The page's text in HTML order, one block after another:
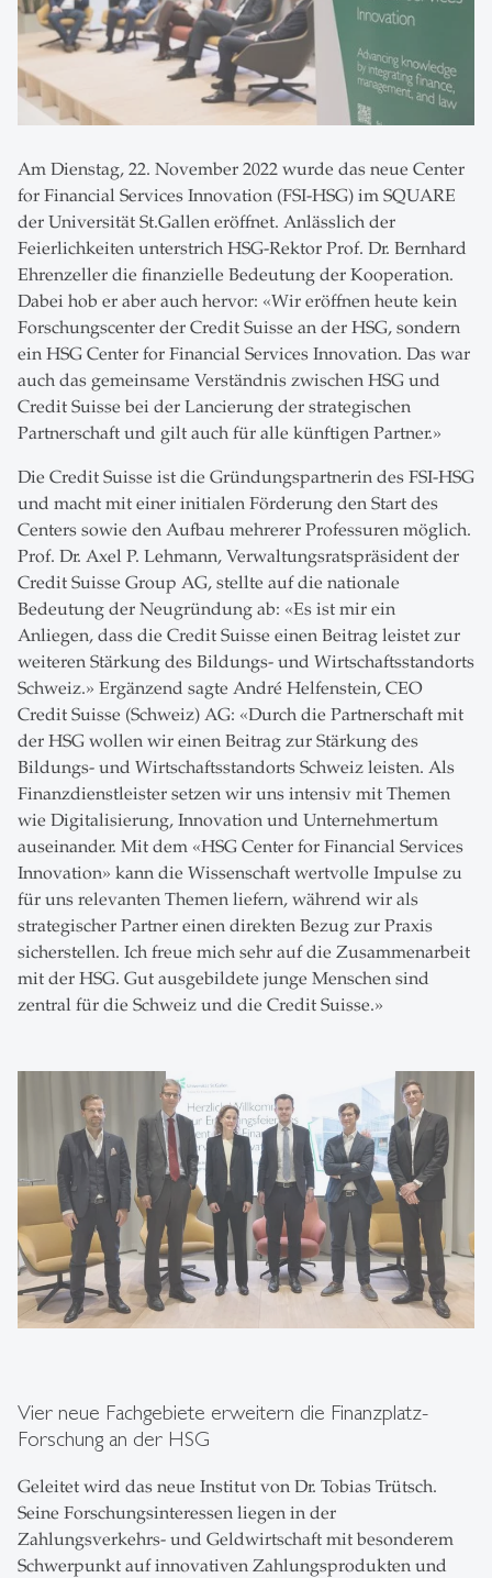
Am Dienstag, 22. November 2022 wurde das neue Center
for Financial Services Innovation (FSI-HSG) im SQUARE
der Universität St.Gallen eröffnet. Anlässlich der
Feierlichkeiten unterstrich HSG-Rektor Prof. Dr. Bernhard
Ehrenzeller die finanzielle Bedeutung der Kooperation.
Dabei hob er aber auch hervor: «Wir eröffnen heute kein
Forschungscenter der Credit Suisse an der HSG, sondern
ein HSG Center for Financial Services Innovation. Das war
auch das gemeinsame Verständnis zwischen HSG und
Credit Suisse bei der Lancierung der strategischen
Partnerschaft und gilt auch für alle künftigen Partner.»
Die Credit Suisse ist die Gründungspartnerin des FSI-HSG
und macht mit einer initialen Förderung den Start des
Centers sowie den Aufbau mehrerer Professuren möglich.
Prof. Dr. Axel P. Lehmann, Verwaltungsratspräsident der
Credit Suisse Group AG, stellte auf die nationale
Bedeutung der Neugründung ab: «Es ist mir ein
Anliegen, dass die Credit Suisse einen Beitrag leistet zur
weiteren Stärkung des Bildungs- und Wirtschaftsstandorts
Schweiz.» Ergänzend sagte André Helfenstein, CEO
Credit Suisse (Schweiz) AG: «Durch die Partnerschaft mit
der HSG wollen wir einen Beitrag zur Stärkung des
Bildungs- und Wirtschaftsstandorts Schweiz leisten. Als
Finanzdienstleister setzen wir uns intensiv mit Themen
wie Digitalisierung, Innovation und Unternehmertum
auseinander. Mit dem «HSG Center for Financial Services
Innovation» kann die Wissenschaft wertvolle Impulse zu
für uns relevanten Themen liefern, während wir als
strategischer Partner einen direkten Bezug zur Praxis
sicherstellen. Ich freue mich sehr auf die Zusammenarbeit
mit der HSG. Gut ausgebildete junge Menschen sind
zentral für die Schweiz und die Credit Suisse.»
Vier neue Fachgebiete erweitern die Finanzplatz-
Forschung an der HSG
Geleitet wird das neue Institut von Dr. Tobias Trütsch.
Seine Forschungsinteressen liegen in der
Zahlungsverkehrs- und Geldwirtschaft mit besonderem
Schwerpunkt auf innovativen Zahlungsprodukten und